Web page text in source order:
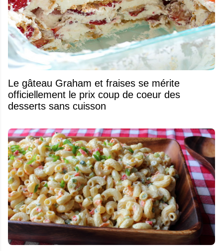
Le gâteau Graham et fraises se mérite
officiellement le prix coup de coeur des
desserts sans cuisson